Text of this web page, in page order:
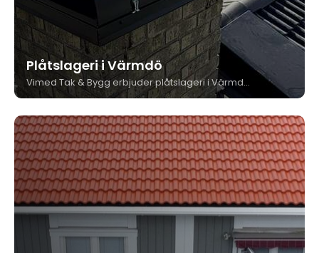
Plåtslageri i Värmdö
Vimed Tak & Bygg erbjuder plåtslageri i Värmdö med egen verkstad och erfarna plåtslagare. Vi skräddarsyr plåtdetaljer för tak och fasad med högsta kvalitet. Med oss får du en trygg helhetslösning från tillverkning till montering.